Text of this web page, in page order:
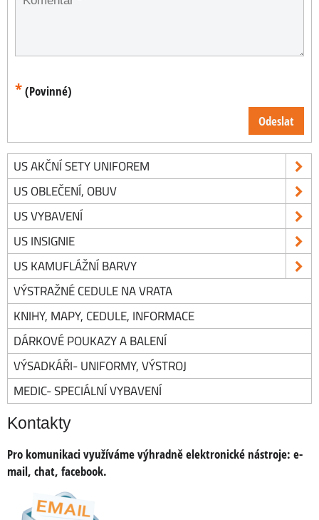
*(Povinné)
Odeslat
US AKČNÍ SETY UNIFOREM
US OBLEČENÍ, OBUV
US VYBAVENÍ
US INSIGNIE
US KAMUFLÁŽNÍ BARVY
VÝSTRAŽNÉ CEDULE NA VRATA
KNIHY, MAPY, CEDULE, INFORMACE
DÁRKOVÉ POUKAZY A BALENÍ
VÝSADKÁŘI- UNIFORMY, VÝSTROJ
MEDIC- SPECIÁLNÍ VYBAVENÍ
Kontakty
Pro komunikaci využíváme výhradně elektronické nástroje: e-
mail, chat, facebook.